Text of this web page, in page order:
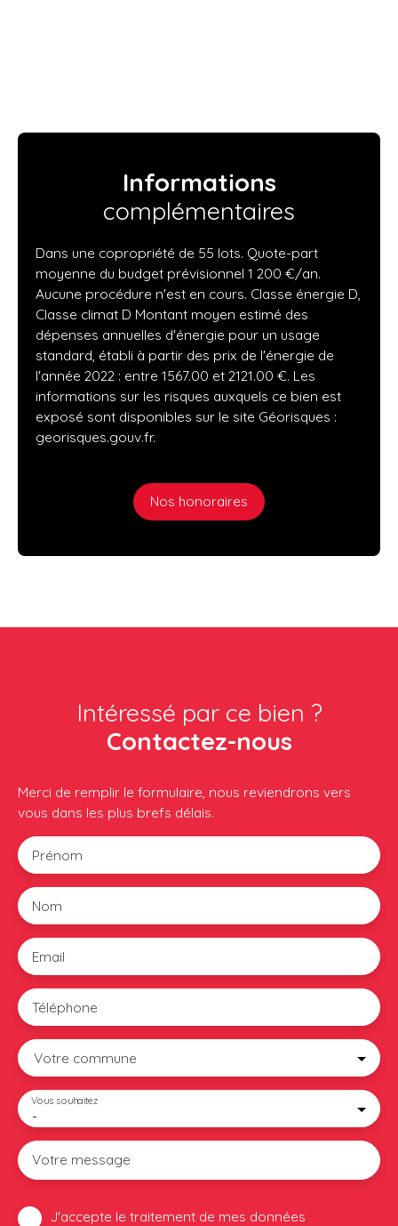
Informations
complémentaires
Dans une copropriété de 55 lots. Quote-part
moyenne du budget prévisionnel 1 200 €/an.
Aucune procédure n'est en cours. Classe énergie D,
Classe climat D Montant moyen estimé des
dépenses annuelles d'énergie pour un usage
standard, établi à partir des prix de l'énergie de
l'année 2022 : entre 1567.00 et 2121.00 €. Les
informations sur les risques auxquels ce bien est
exposé sont disponibles sur le site Géorisques :
georisques.gouv.fr.
Nos honoraires
Intéressé par ce bien ?
Contactez-nous
Merci de remplir le formulaire, nous reviendrons vers
vous dans les plus brefs délais.
Prénom
Nom
Email
Téléphone
Votre commune
-
Vous souhaitez
Votre message
J'accepte le traitement de mes données